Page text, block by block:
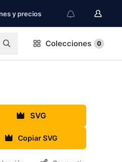
y precios
Colecciones 0
SVG
Copiar SVG